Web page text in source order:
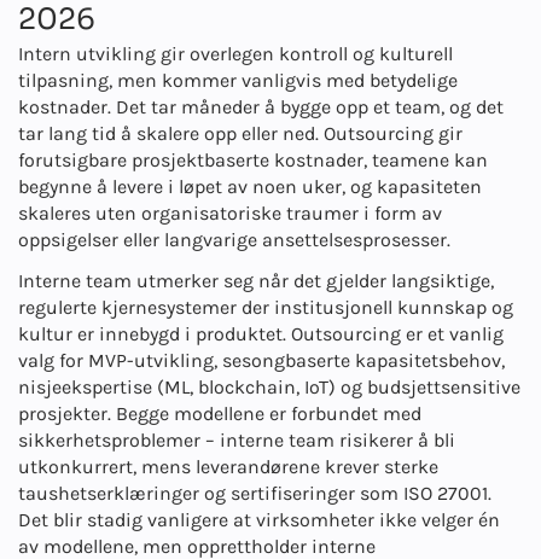
2026
Intern utvikling gir overlegen kontroll og kulturell
tilpasning, men kommer vanligvis med betydelige
kostnader. Det tar måneder å bygge opp et team, og det
tar lang tid å skalere opp eller ned. Outsourcing gir
forutsigbare prosjektbaserte kostnader, teamene kan
begynne å levere i løpet av noen uker, og kapasiteten
skaleres uten organisatoriske traumer i form av
oppsigelser eller langvarige ansettelsesprosesser.
Interne team utmerker seg når det gjelder langsiktige,
regulerte kjernesystemer der institusjonell kunnskap og
kultur er innebygd i produktet. Outsourcing er et vanlig
valg for MVP-utvikling, sesongbaserte kapasitetsbehov,
nisjeekspertise (ML, blockchain, IoT) og budsjettsensitive
prosjekter. Begge modellene er forbundet med
sikkerhetsproblemer – interne team risikerer å bli
utkonkurrert, mens leverandørene krever sterke
taushetserklæringer og sertifiseringer som ISO 27001.
Det blir stadig vanligere at virksomheter ikke velger én
av modellene, men opprettholder interne